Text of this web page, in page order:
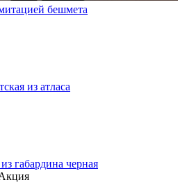
бешмета
из атласа
габардина черная